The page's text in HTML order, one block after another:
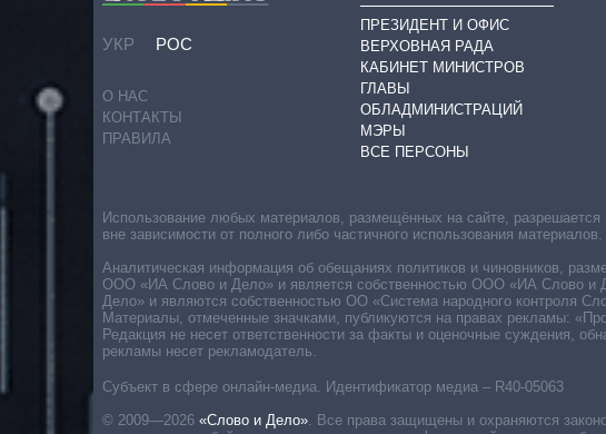
УКР РОС
О НАС
КОНТАКТЫ
ПРАВИЛА
ПРЕЗИДЕНТ И ОФИС
ВЕРХОВНАЯ РАДА
КАБИНЕТ МИНИСТРОВ
ГЛАВЫ
ОБЛАДМИНИСТРАЦИЙ
МЭРЫ
ВСЕ ПЕРСОНЫ
Субъект в сфере онлайн-медиа. Идентификатор медиа – R40-05063
© 2009—2026 «Слово и Дело». Все права защищены и охраняются
Использование любых материалов, размещённых на сайте,
вне зависимости от полного либо частичного использования материалов.
Аналитическая информация об обещаниях политиков и чиновников,
ООО «ИА Слово и Дело» и является собственностью ООО «ИА Слово и
Дело» и являются собственностью ОО «Система народного контроля
Материалы, отмеченные значками, публикуются на правах рекламы:
Редакция не несет ответственности за факты и оценочные суждения,
рекламы несет рекламодатель.